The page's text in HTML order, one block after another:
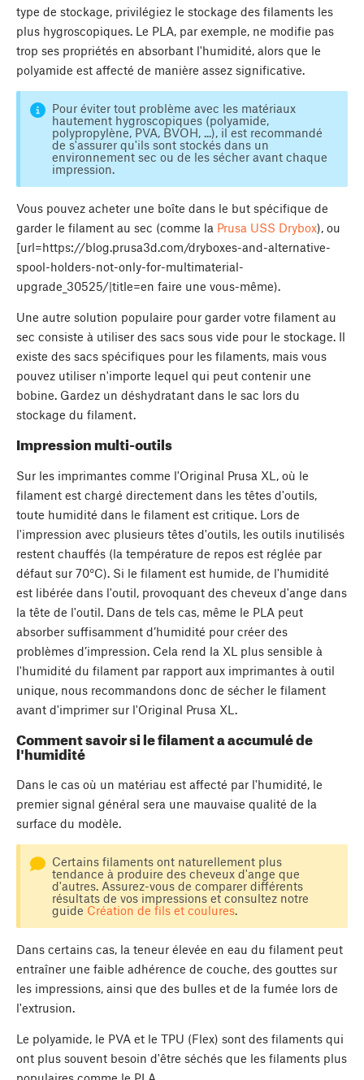
type de stockage, privilégiez le stockage des filaments les
plus hygroscopiques. Le PLA, par exemple, ne modifie pas
trop ses propriétés en absorbant l'humidité, alors que le
polyamide est affecté de manière assez significative.
Pour éviter tout problème avec les matériaux
hautement hygroscopiques (polyamide,
polypropylène, PVA, BVOH, ...), il est recommandé
de s'assurer qu'ils sont stockés dans un
environnement sec ou de les sécher avant chaque
impression.
Vous pouvez acheter une boîte dans le but spécifique de
garder le filament au sec (comme la Prusa USS Drybox), ou
[url=https://blog.prusa3d.com/dryboxes-and-alternative-
spool-holders-not-only-for-multimaterial-
upgrade_30525/|title=en faire une vous-même).
Une autre solution populaire pour garder votre filament au
sec consiste à utiliser des sacs sous vide pour le stockage. Il
existe des sacs spécifiques pour les filaments, mais vous
pouvez utiliser n'importe lequel qui peut contenir une
bobine. Gardez un déshydratant dans le sac lors du
stockage du filament.
Impression multi-outils
Sur les imprimantes comme l'Original Prusa XL, où le
filament est chargé directement dans les têtes d'outils,
toute humidité dans le filament est critique. Lors de
l'impression avec plusieurs têtes d'outils, les outils inutilisés
restent chauffés (la température de repos est réglée par
défaut sur 70°C). Si le filament est humide, de l'humidité
est libérée dans l'outil, provoquant des cheveux d'ange dans
la tête de l'outil. Dans de tels cas, même le PLA peut
absorber suffisamment d’humidité pour créer des
problèmes d’impression. Cela rend la XL plus sensible à
l'humidité du filament par rapport aux imprimantes à outil
unique, nous recommandons donc de sécher le filament
avant d'imprimer sur l'Original Prusa XL.
Comment savoir si le filament a accumulé de
l'humidité
Dans le cas où un matériau est affecté par l'humidité, le
premier signal général sera une mauvaise qualité de la
surface du modèle.
Certains filaments ont naturellement plus
tendance à produire des cheveux d'ange que
d'autres. Assurez-vous de comparer différents
résultats de vos impressions et consultez notre
guide Création de fils et coulures.
Dans certains cas, la teneur élevée en eau du filament peut
entraîner une faible adhérence de couche, des gouttes sur
les impressions, ainsi que des bulles et de la fumée lors de
l'extrusion.
Le polyamide, le PVA et le TPU (Flex) sont des filaments qui
ont plus souvent besoin d'être séchés que les filaments plus